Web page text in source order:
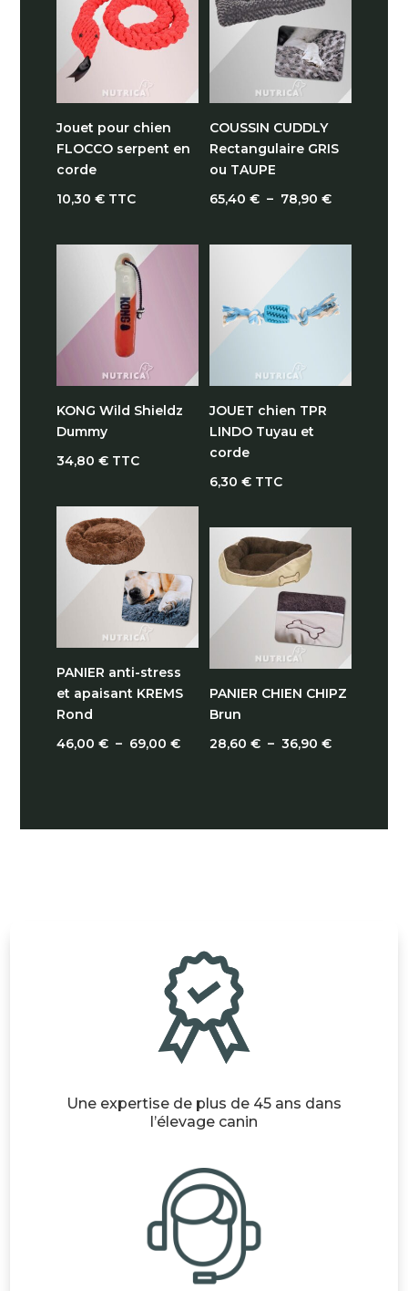
à
11,70 €
Jouet pour chien
FLOCCO serpent en
corde
10,30€ TTC
COUSSIN CUDDLY
Rectangulaire GRIS
ou TAUPE
65,40€ – 78,90€Plage
prix :
à
78,90 €
KONG Wild Shieldz
Dummy
34,80€ TTC
JOUET chien TPR
LINDO Tuyau et
corde
6,30€ TTC
PANIER anti-stress
et apaisant KREMS
Rond
46,00€ – 69,00€Plage
PANIER CHIEN CHIPZ
Brun
28,60€ – 36,90€Plage
Une expertise de plus de 45 ans dans
l’élevage canin